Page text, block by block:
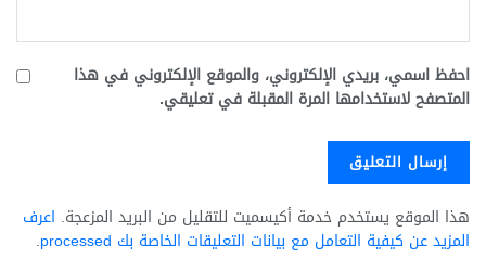
احفظ اسمي، بريدي الإلكتروني، والموقع الإلكتروني في هذا
المتصفح لاستخدامها المرة المقبلة في تعليقي.
هذا الموقع يستخدم خدمة أكيسميت للتقليل من البريد المزعجة. اعرف
المزيد عن كيفية التعامل مع بيانات التعليقات الخاصة بك processed
.